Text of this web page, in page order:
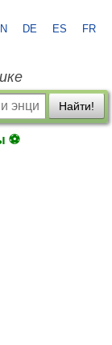
DE ES FR
Найти!
⚽